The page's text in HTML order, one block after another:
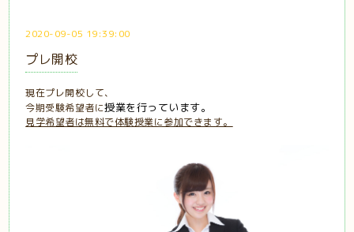
2020-09-05 19:39:00
プレ開校
現在プレ開校して、
今期受験希望者に授業を行っています。
見学希望者は無料で体験授業に参加できます。